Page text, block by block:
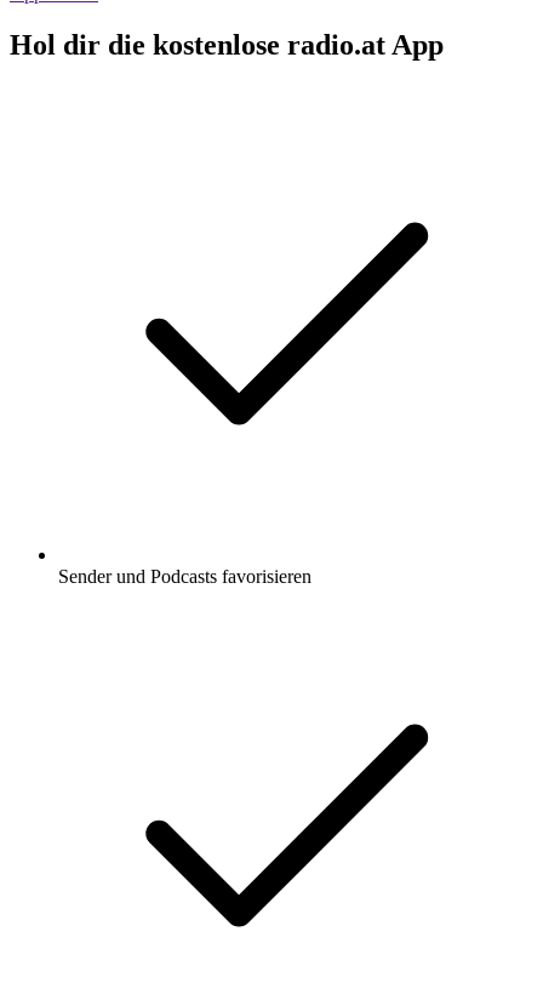
Hol dir die kostenlose radio.at App
Sender und Podcasts favorisieren